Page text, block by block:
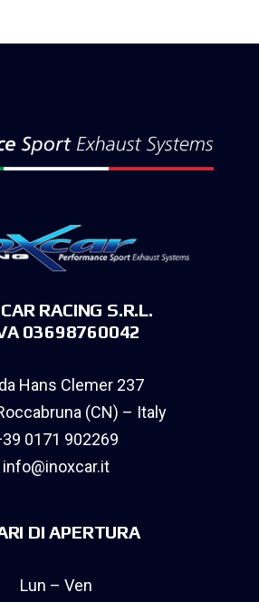
RACING S.R.L.
03698760042
Hans Clemer 237
(CN) – Italy
0171 902269
info@inoxcar.it
DI APERTURA
Lun – Ven